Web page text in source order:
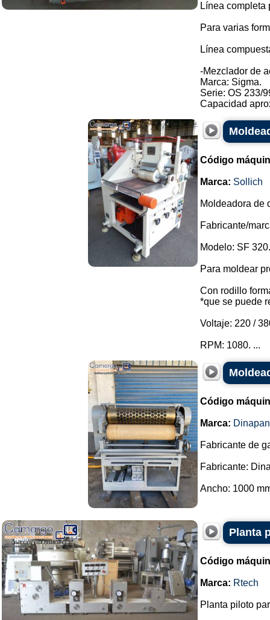
Línea completa
Para varias
Línea
-Mezclador de
Marca: Sigma.
Serie: OS 233/
Capacidad
Código
Marca: Sollich
Moldeadora de
Fabricante/
Modelo: SF 320.
Para moldear
Con rodillo
*que se puede
Voltaje: 220 /
RPM: 1080. ...
Código
Marca: Dinapan
Fabricante de
Fabricante:
Ancho: 1000
Planta
Código
Marca: Rtech
Planta piloto